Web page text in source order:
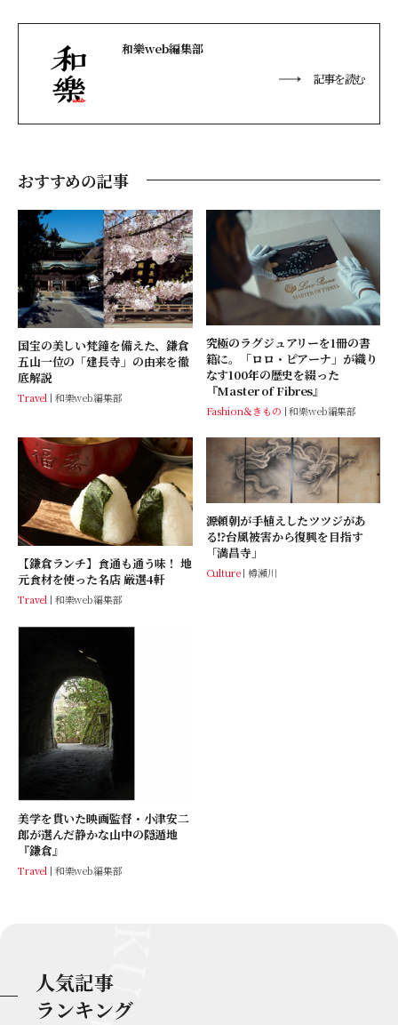
和樂web編集部
記事を読む
おすすめの記事
国宝の美しい梵鐘を備えた、鎌倉
五山一位の「建長寺」の由来を徹
底解説
Travel 和樂web編集部
究極のラグジュアリーを1冊の書
籍に。「ロロ・ピアーナ」が織り
なす100年の歴史を綴った
『Master of Fibres』
Fashion＆きもの 和樂web編集部
【鎌倉ランチ】食通も通う味！ 地
元食材を使った名店 厳選4軒
Travel 和樂web編集部
源頼朝が手植えしたツツジがあ
る⁉︎台風被害から復興を目指す
「満昌寺」
Culture 樽瀬川
美学を貫いた映画監督・小津安二
郎が選んだ静かな山中の隠遁地
『鎌倉』
Travel 和樂web編集部
人気記事
ランキング